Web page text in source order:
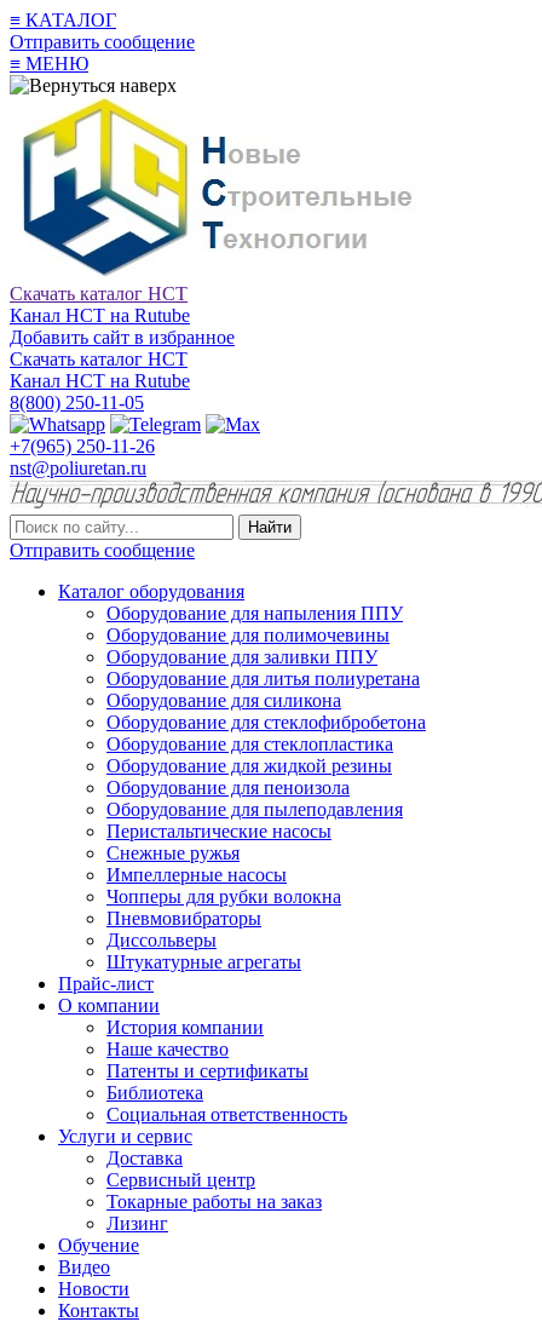
≡ КАТАЛОГ
Отправить сообщение
≡ МЕНЮ
Скачать каталог НСТ
Канал НСТ на Rutube
Добавить сайт в избранное
Скачать каталог НСТ
Канал НСТ на Rutube
8(800) 250-11-05
+7(965) 250-11-26
nst@poliuretan.ru
Найти
Отправить сообщение
Каталог оборудования
Оборудование для напыления ППУ
Оборудование для полимочевины
Оборудование для заливки ППУ
Оборудование для литья полиуретана
Оборудование для силикона
Оборудование для стеклофибробетона
Оборудование для стеклопластика
Оборудование для жидкой резины
Оборудование для пеноизола
Оборудование для пылеподавления
Перистальтические насосы
Снежные ружья
Импеллерные насосы
Чопперы для рубки волокна
Пневмовибраторы
Диссольверы
Штукатурные агрегаты
Прайс-лист
О компании
История компании
Наше качество
Патенты и сертификаты
Библиотека
Социальная ответственность
Услуги и сервис
Доставка
Сервисный центр
Токарные работы на заказ
Лизинг
Обучение
Видео
Новости
Контакты